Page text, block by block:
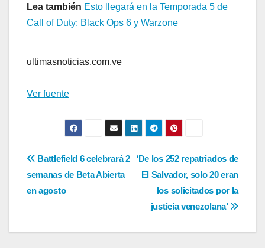
Lea también Esto llegará en la Temporada 5 de
Call of Duty: Black Ops 6 y Warzone
ultimasnoticias.com.ve
Ver fuente
Navegación
de
‘De los 252 repatriados de
El Salvador, solo 20 eran
los solicitados por la
justicia venezolana’
Battlefield 6 celebrará 2
semanas de Beta Abierta
en agosto